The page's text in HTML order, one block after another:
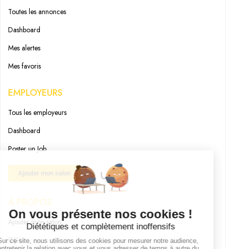
Toutes les annonces
Dashboard
Mes alertes
Mes favoris
EMPLOYEURS
Tous les employeurs
Dashboard
Poster un Job
Ajouter mon salon
À PROPOS
Ajouter mon salon
CGU